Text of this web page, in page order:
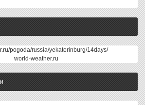
pogoda/russia/yekaterinburg/14days/
world-weather.ru